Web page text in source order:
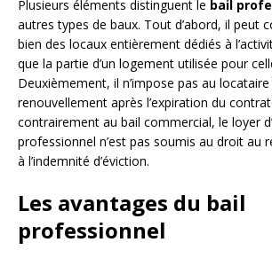
Plusieurs éléments distinguent le bail
autres types de baux. Tout d’abord, il peut
bien des locaux entièrement dédiés à
que la partie d’un logement utilisée pour
Deuxièmement, il n’impose pas au locataire
renouvellement après l’expiration du
contrairement au bail commercial, le loyer
professionnel n’est pas soumis au droit au
à l’indemnité d’éviction.
Les avantages du bail
professionnel